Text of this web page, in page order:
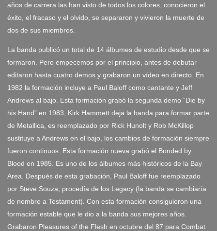
años de carrera las han visto de todos los colores, conocieron el
éxito, el fracaso y el olvido, se separaron y vivieron la muerte de
dos de sus miembros.
La banda publicó un total de 14 álbumes de estudio desde que se
formaron. Pero empecemos por el principio, antes de debutar
editaron hasta cuatro demos y grabaron un vídeo en directo. En
1982 la formación incluye a Paul Baloff como cantante y Jeff
Andrews al bajo. Esta formación grabó la segunda demo “Die by
his Hand” en 1983, Kirk Hammett deja la banda para formar parte
de Metallica, es reemplazado por Rick Hunolt y Rob McKillop
sustituye a Andrews en el bajo, los cambios de formación siempre
fueron continuos. Esta formación nueva grabó el Bonded by
Blood en 1985. Es uno de los álbumes más históricos de la Bay
Area. Después de esta grabación, Paul Baloff fue reemplazado
por Steve Souza, procedía de los Legacy (la banda se cambiaría
de nombre a Testament). Con esta formación consiguieron una
formación estable que le dio a la banda sus mejores años.
Grabaron Pleasures of the Flesh en octubre del 87 para Combat